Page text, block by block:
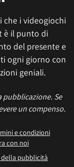
che i videogiochi
è il punto di
del presente e
ogni giorno con
geniali.
pubblicazione. Se
un compenso.
e condizioni
con noi
pubblicità